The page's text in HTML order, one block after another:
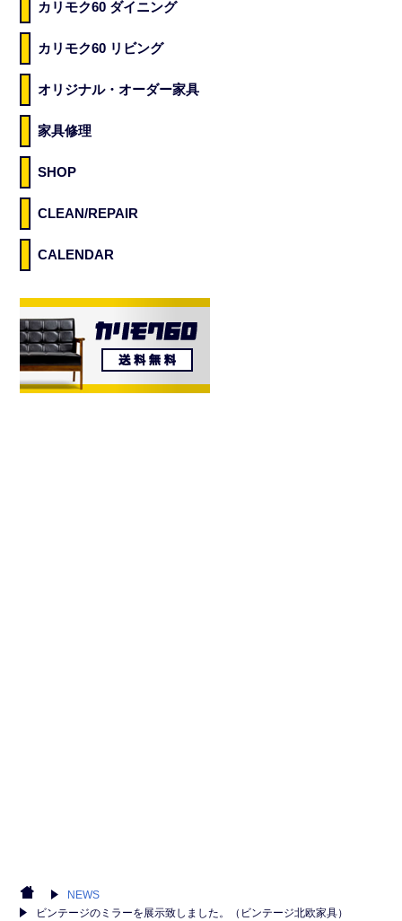
カリモク60 ダイニング
カリモク60 リビング
オリジナル・オーダー家具
家具修理
SHOP
CLEAN/REPAIR
CALENDAR
NEWS
ビンテージのミラーを展示致しました。（ビンテージ北欧家具）